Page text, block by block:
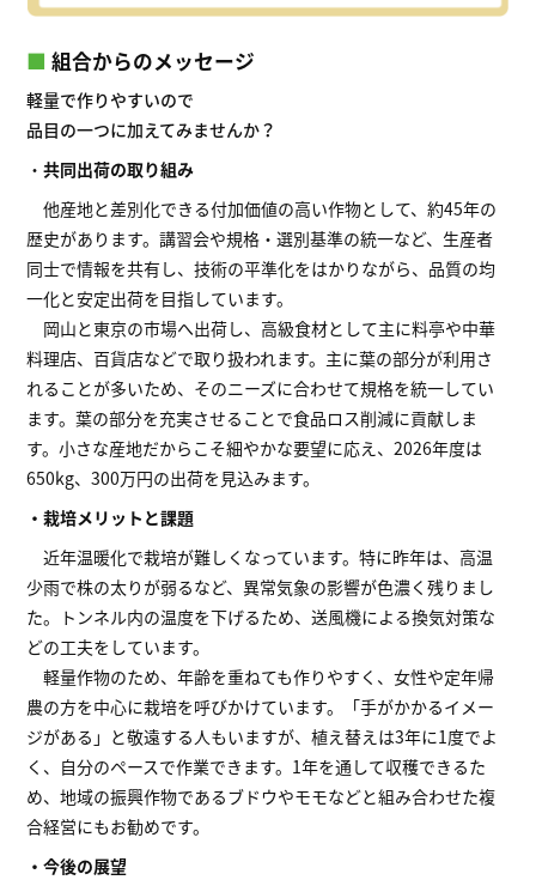
■ 組合からのメッセージ
軽量で作りやすいので
品目の一つに加えてみませんか？
・共同出荷の取り組み
他産地と差別化できる付加価値の高い作物として、約45年の
歴史があります。講習会や規格・選別基準の統一など、生産者
同士で情報を共有し、技術の平準化をはかりながら、品質の均
一化と安定出荷を目指しています。
岡山と東京の市場へ出荷し、高級食材として主に料亭や中華
料理店、百貨店などで取り扱われます。主に葉の部分が利用さ
れることが多いため、そのニーズに合わせて規格を統一してい
ます。葉の部分を充実させることで食品ロス削減に貢献しま
す。小さな産地だからこそ細やかな要望に応え、2026年度は
650kg、300万円の出荷を見込みます。
・栽培メリットと課題
近年温暖化で栽培が難しくなっています。特に昨年は、高温
少雨で株の太りが弱るなど、異常気象の影響が色濃く残りまし
た。トンネル内の温度を下げるため、送風機による換気対策な
どの工夫をしています。
軽量作物のため、年齢を重ねても作りやすく、女性や定年帰
農の方を中心に栽培を呼びかけています。「手がかかるイメー
ジがある」と敬遠する人もいますが、植え替えは3年に1度でよ
く、自分のペースで作業できます。1年を通して収穫できるた
め、地域の振興作物であるブドウやモモなどと組み合わせた複
合経営にもお勧めです。
・今後の展望